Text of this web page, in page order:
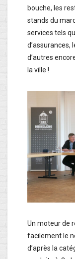
bouche, les
stands du
services tels
d’assurances,
d’autres
la ville !
Un moteur de
facilement le
d’après la